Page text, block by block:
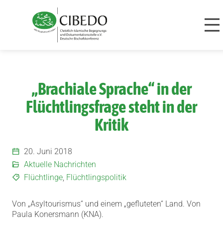
„Brachiale Sprache“ in der
Flüchtlingsfrage steht in der
Kritik
20. Juni 2018
Aktuelle Nachrichten
Flüchtlinge, Flüchtlingspolitik
Von „Asyltourismus“ und einem „gefluteten“ Land. Von
Paula Konersmann (KNA).